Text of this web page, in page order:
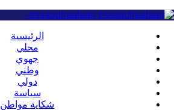
essaouiraalaan -
الرئيسية
محلي
جهوي
وطني
دولي
سياسة
شكاية مواطن